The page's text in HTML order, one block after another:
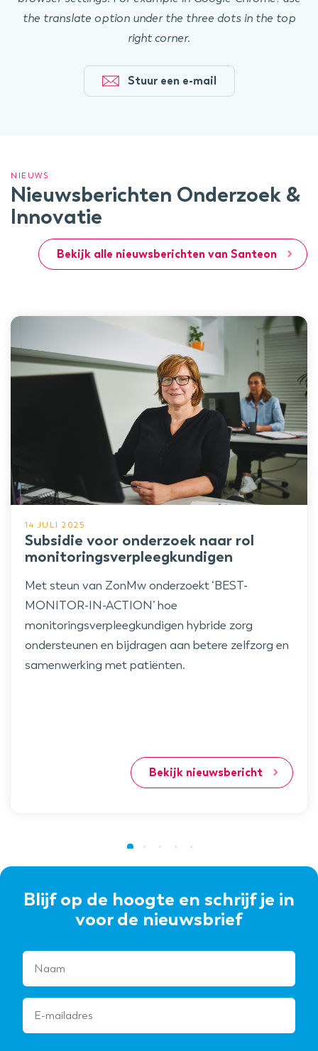
the translate option under the three dots in the top
right corner.
Stuur een e-mail
NIEUWS
Nieuwsberichten Onderzoek &
Innovatie
Bekijk alle nieuwsberichten van Santeon
14 JULI 2025
Subsidie voor onderzoek naar rol
monitoringsverpleegkundigen
Met steun van ZonMw onderzoekt ‘BEST-
MONITOR-IN-ACTION’ hoe
monitoringsverpleegkundigen hybride zorg
ondersteunen en bijdragen aan betere zelfzorg en
samenwerking met patiënten.
Bekijk nieuwsbericht
Blijf op de hoogte en schrijf je in
voor de nieuwsbrief